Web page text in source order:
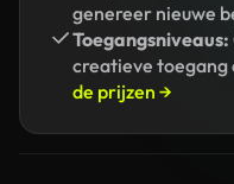
genereer nieuwe
Toegangsniveaus:
creatieve toegang
de prijzen →